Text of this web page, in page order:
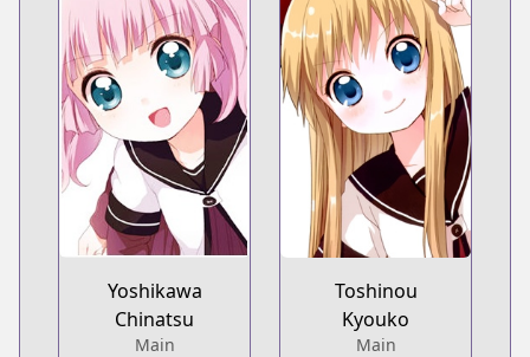
Toshinou
Kyouko
Main
Yoshikawa
Chinatsu
Main